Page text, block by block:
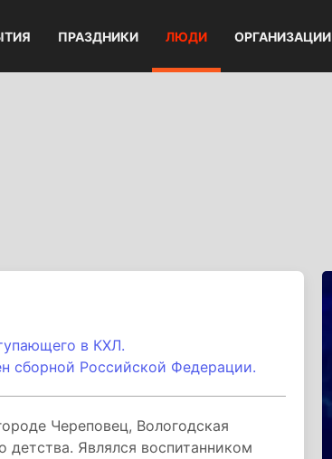
ПРАЗДНИКИ ЛЮДИ ОРГАНИЗАЦИИ
в КХЛ.
сборной Российской Федерации.
Череповец, Вологодская
детства. Являлся воспитанником